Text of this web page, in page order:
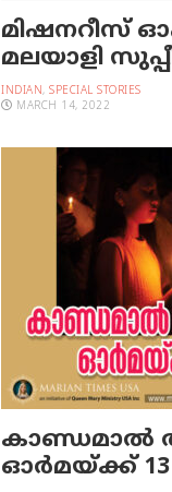
മിഷനറീസ്
മലയാളി
INDIAN, SPECIAL STORIES
MARCH 14, 2022
കാണ്ഡമാല്‍
ഓര്‍മയ്ക്ക്